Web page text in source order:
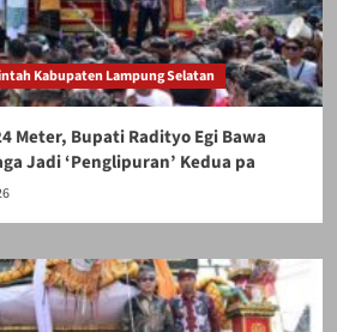
Kabupaten Lampung Selatan
Meter, Bupati Radityo Egi Bawa
Jadi ‘Penglipuran’ Kedua pa